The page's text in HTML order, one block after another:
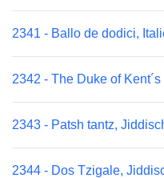
2341 - Ballo de dodici,
2342 - The Duke of
2343 - Patsh tantz,
2344 - Dos Tzigale,